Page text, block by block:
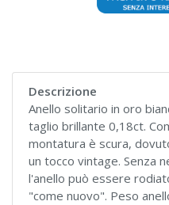
Descrizione
Anello solitario in oro
taglio brillante 0,18ct.
montatura è scura,
un tocco vintage. Senza
l'anello può essere
"come nuovo". Peso